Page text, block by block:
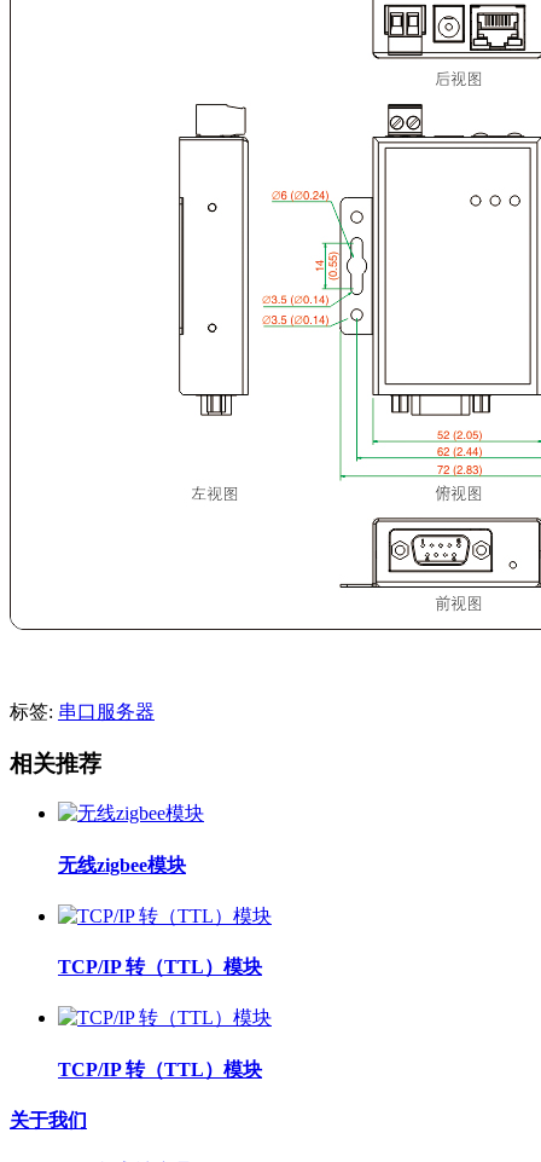
标签: 串口服务器
相关推荐
无线zigbee模块
TCP/IP 转（TTL）模块
TCP/IP 转（TTL）模块
关于我们